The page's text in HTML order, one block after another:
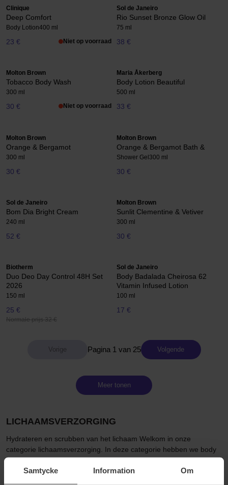
Samtycke Information Om
Clinique
Deep Comfort
Body Lotion400 ml
23 € Niet op voorraad
Sol de Janeiro
Rio Sunset Bronze Glow Oil
75 ml
38 €
Molton Brown
Tobacco Body Wash
300 ml
30 € Niet op voorraad
Maria Åkerberg
Body Lotion Beautiful
500 ml
33 €
Molton Brown
Orange & Bergamot
300 ml
30 €
Molton Brown
Orange & Bergamot Bath &
Shower Gel300 ml
30 €
Sol de Janeiro
Bom Dia Bright Cream
240 ml
52 €
Molton Brown
Sunlit Clementine & Vetiver
300 ml
30 €
Biotherm
Duo Deo Day Control 48H Set
2026
150 ml
25 €
Normale prijs 32 €
Sol de Janeiro
Body Badalada Cheirosa 62
Vitamin Infused Lotion
100 ml
17 €
Pagina 1 van 25 Volgende
Meer tonen
LICHAAMSVERZORGING
Hydrateren en scrubben van het lichaam Welkom in onze
categorie lichaamsverzorging. In deze categorie hebben we body
moisturizers, body scrubs, hand en voetverzorging, intieme
producten, ontharing en cadeaus en body care kits verzameld. Ja,